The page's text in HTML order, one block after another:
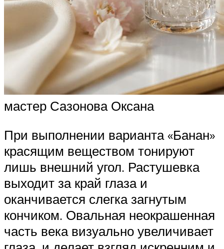
мастер Сазонова Оксана
При выполнении варианта «Банан»
красящим веществом тонируют
лишь внешний угол. Растушевка
выходит за край глаза и
оканчивается слегка загнутым
кончиком. Овальная неокрашенная
часть века визуально увеличивает